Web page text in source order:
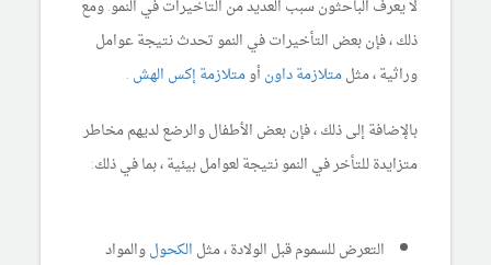
لا يعرف الباحثون سبب العديد من التأخيرات في النمو. ومع
ذلك ، فإن بعض التأخيرات في النمو تحدث نتيجة عوامل
وراثية ، مثلمتلازمة داون أومتلازمة إكس الهش .
بالإضافة إلى ذلك ، فإن بعض الأطفال والرضع لديهم مخاطر
متزايدة للتأخر في النمو نتيجة لعوامل بيئية ، بما في ذلك:
التعرض للسموم قبل الولادة ، مثل الكحولوالمواد